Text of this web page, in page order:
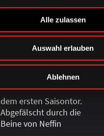
Alle zulassen
Auswahl erlauben
Ablehnen
TRIKOT
24 Zachary Sill
TOOOOOOOOOOOR FÜR
DIE HAIE! Und so
antwortet man! Sill mit
dem ersten Saisontor.
Abgefälscht durch die
Beine von Neffin